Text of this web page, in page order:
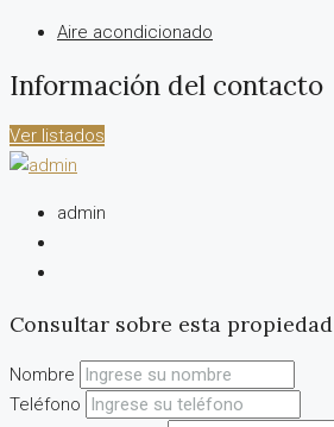
Aire acondicionado
Información del contacto
Ver listados
admin
Consultar sobre esta propiedad
Nombre
Teléfono